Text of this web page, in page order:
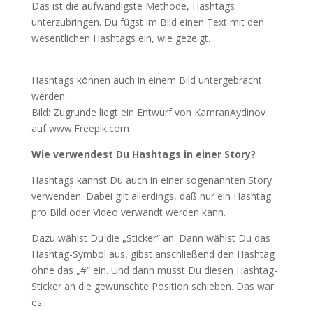
Das ist die aufwändigste Methode, Hashtags
unterzubringen. Du fügst im Bild einen Text mit den
wesentlichen Hashtags ein, wie gezeigt.
Hashtags können auch in einem Bild untergebracht
werden.
Bild: Zugrunde liegt ein Entwurf von KamranAydinov
auf www.Freepik.com
Wie verwendest Du Hashtags in einer Story?
Hashtags kannst Du auch in einer sogenannten Story
verwenden. Dabei gilt allerdings, daß nur ein Hashtag
pro Bild oder Video verwandt werden kann.
Dazu wählst Du die „Sticker“ an. Dann wählst Du das
Hashtag-Symbol aus, gibst anschließend den Hashtag
ohne das „#“ ein. Und dann musst Du diesen Hashtag-
Sticker an die gewünschte Position schieben. Das war
es.